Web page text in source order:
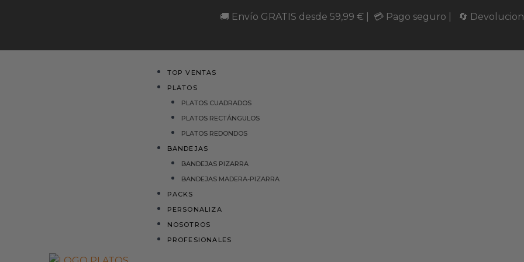
🚚 Envío GRATIS desde 59,99 € | 💳 Pago seguro | 🔄
TOP VENTAS
PLATOS
PLATOS CUADRADOS
PLATOS RECTÁNGULOS
PLATOS REDONDOS
BANDEJAS
BANDEJAS PIZARRA
BANDEJAS MADERA-PIZARRA
PACKS
PERSONALIZA
NOSOTROS
PROFESIONALES
Menu